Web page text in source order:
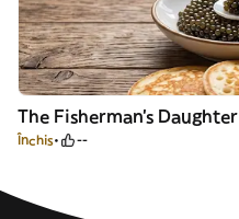
The Fisherman’s Daughter
Închis --